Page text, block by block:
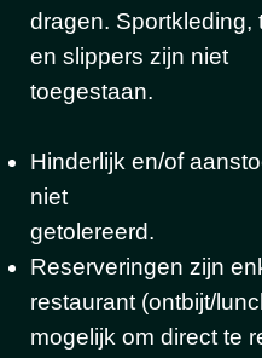
dragen. Sportkleding,
en slippers zijn niet
Hinderlijk en/of
niet
Reserveringen zijn
restaurant (ontbijt/
mogelijk om direct te